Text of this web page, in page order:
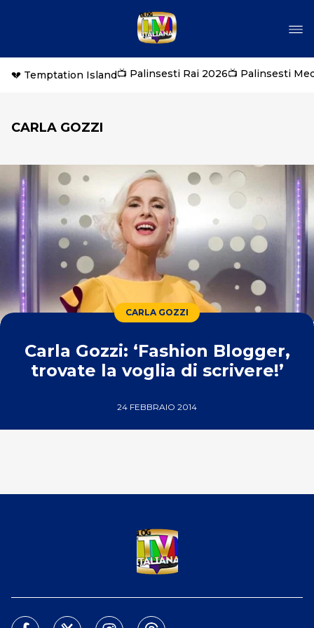
💔 Temptation Island📺 Palinsesti Rai 2026📺 Palinsesti
CARLA GOZZI
CARLA GOZZI
Carla Gozzi: ‘Fashion Blogger,
trovate la voglia di scrivere!’
24 FEBBRAIO 2014